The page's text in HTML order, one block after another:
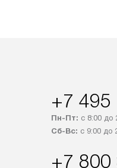
+7 495
Пн-Пт: с 8:00 до
Сб-Вс: с 9:00 до
+7 800